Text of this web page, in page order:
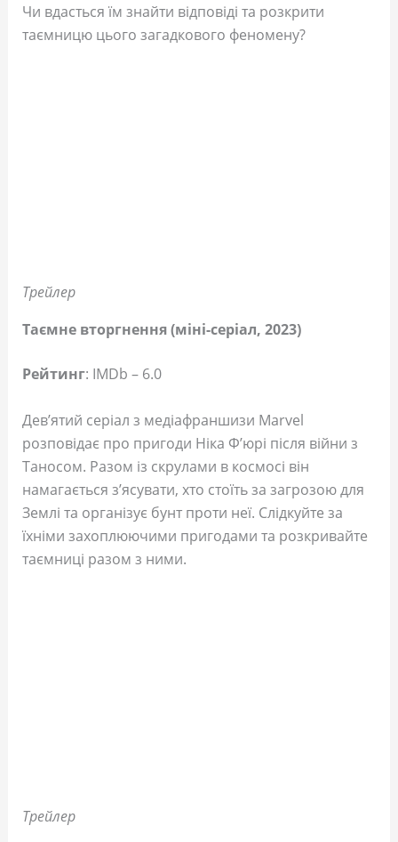
Чи вдасться їм знайти відповіді та розкрити
таємницю цього загадкового феномену?
Трейлер
Таємне вторгнення (міні-серіал, 2023)
Рейтинг: IMDb – 6.0
Дев’ятий серіал з медіафраншизи Marvel
розповідає про пригоди Ніка Ф’юрі після війни з
Таносом. Разом із скрулами в космосі він
намагається з’ясувати, хто стоїть за загрозою для
Землі та організує бунт проти неї. Слідкуйте за
їхніми захоплюючими пригодами та розкривайте
таємниці разом з ними.
Трейлер